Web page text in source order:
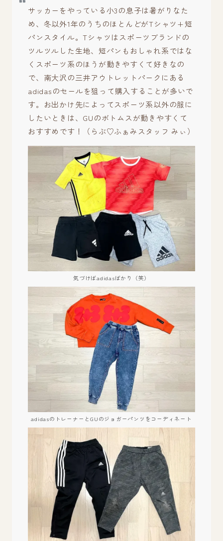
サッカーをやっている小3の息子は暑がりなた
め、冬以外1年のうちのほとんどがTシャツ+短
パンスタイル。Tシャツはスポーツブランドの
ツルツルした生地、短パンもおしゃれ系ではな
くスポーツ系のほうが動きやすくて好きなの
で、南大沢の三井アウトレットパークにある
adidasのセールを狙って購入することが多いで
す。お出かけ先によってスポーツ系以外の服に
したいときは、GUのボトムスが動きやすくて
おすすめです！（らぶ♡ふぁみスタッフ みぃ）
気づけばadidasばかり（笑）
adidasのトレーナーとGUのジョガーパンツをコーディネート